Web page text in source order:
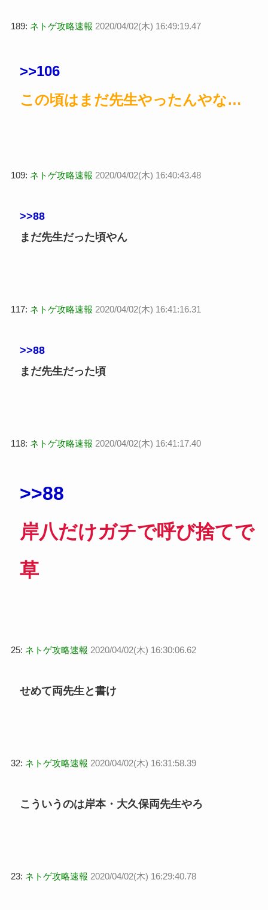
189: ネトゲ攻略速報 2020/04/02(木) 16:49:19.47
>>106
この頃はまだ先生やったんやな…
109: ネトゲ攻略速報 2020/04/02(木) 16:40:43.48
>>88
まだ先生だった頃やん
117: ネトゲ攻略速報 2020/04/02(木) 16:41:16.31
>>88
まだ先生だった頃
118: ネトゲ攻略速報 2020/04/02(木) 16:41:17.40
>>88
岸八だけガチで呼び捨てで
草
25: ネトゲ攻略速報 2020/04/02(木) 16:30:06.62
せめて両先生と書け
32: ネトゲ攻略速報 2020/04/02(木) 16:31:58.39
こういうのは岸本・大久保両先生やろ
23: ネトゲ攻略速報 2020/04/02(木) 16:29:40.78